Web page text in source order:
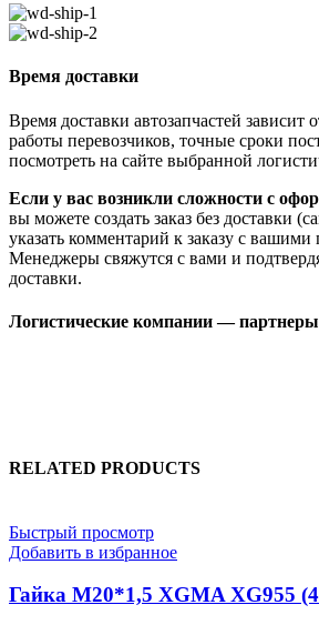
Время доставки
Время доставки автозапчастей зависит
работы перевозчиков, точные сроки
посмотреть на сайте выбранной
Если у вас возникли сложности с
вы можете создать заказ без доставки
указать комментарий к заказу с
Менеджеры свяжутся с вами и
доставки.
Логистические компании —
RELATED PRODUCTS
Быстрый просмотр
Добавить в избранное
Гайка M20*1,5 XGMA XG955